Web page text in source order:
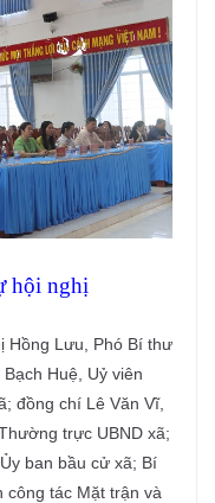
hội nghị
Hồng Lưu, Phó Bí thư
Huệ, Uỷ viên
đồng chí Lê Văn Vĩ,
trực UBND xã;
ban bầu cử xã; Bí
tác Mặt trận và